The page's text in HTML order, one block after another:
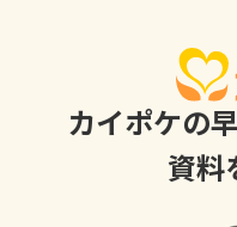
カイポケの
資料